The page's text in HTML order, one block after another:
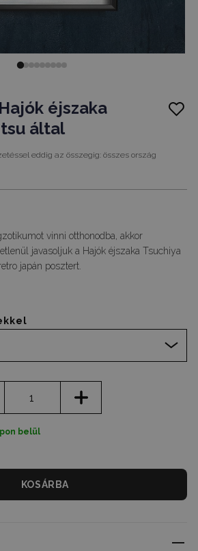
éjszaka
által
eddig az összegig: összes ország
vinni otthonodba, akkor
javasoljuk a Hajók éjszaka Tsuchiya
japán posztert.
belül
KOSÁRBA